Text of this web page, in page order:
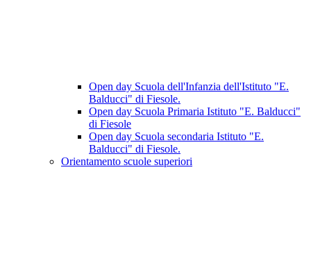
Open day Scuola dell'Infanzia dell'Istituto "E.
Balducci" di Fiesole.
Open day Scuola Primaria Istituto "E. Balducci"
di Fiesole
Open day Scuola secondaria Istituto "E.
Balducci" di Fiesole.
Orientamento scuole superiori